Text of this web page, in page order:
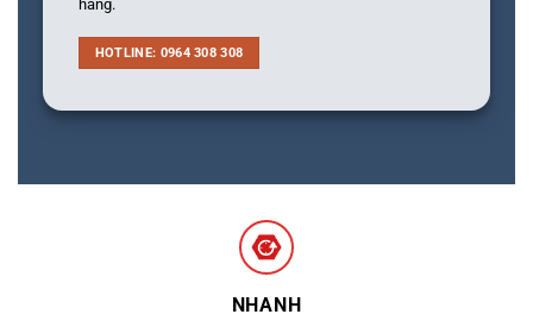
hàng.
HOTLINE: 0964 308 308
NHANH